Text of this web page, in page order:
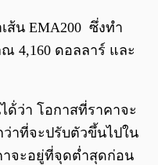
ส้น EMA200 ซึ่งทำ
4,160 ดอลลาร์ และ
ด้่ว่า โอกาสที่ราคาจะ
าที่จะปรับตัวขึ้นไปใน
าจะอยู่ที่จุดต่ำสุดก่อน